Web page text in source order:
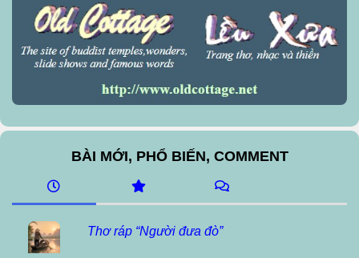
BÀI MỚI, PHỔ BIẾN, COMMENT
Thơ ráp “Người đưa đò”